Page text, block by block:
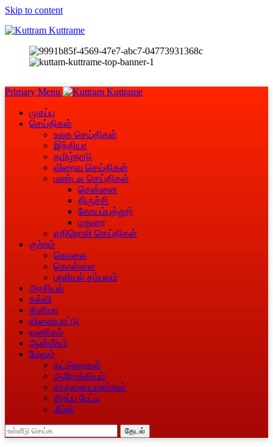
Skip to content
Primary Menu
முகப்பு
செய்திகள்
உலக செய்திகள்
இந்தியா
தமிழ்நாடு
விரைவு செய்திகள்
மண்டல செய்திகள்
சென்னை
திருச்சி
கோயம்புத்தூர்
மதுரை
எதிரொலி செய்திகள்
குற்றம்
கொலை
கொள்ளை
பாலியல் சம்பவம்
அரசியல்
கல்வி
சினிமா
விளையாட்டு
வணிகம்
ஆன்மீகம்
மேலும்
கட்டுரைகள்
ஆரோக்கியம்
சாதனையாளா்கள்
சிறப்பு பேட்டி
மீம்ஸ்
தேடல்